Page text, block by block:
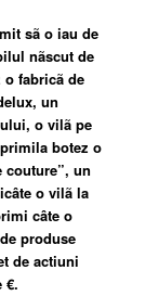
sã o iau de
nãscut de
o fabricã de
lux, un
o vilã pe
la botez o
couture”, un
câte o vilã la
câte o
de produse
de actiuni
€.